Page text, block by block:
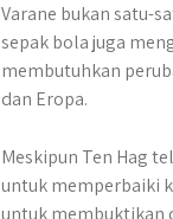
Varane bukan satu-
sepak bola juga
membutuhkan
dan Eropa.
Meskipun Ten Hag
untuk memperbaiki
untuk membuktikan